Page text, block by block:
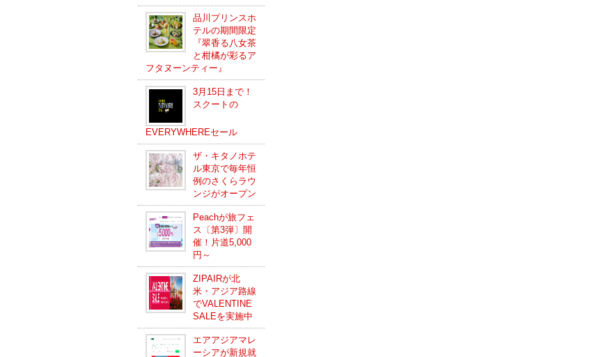
品川プリンスホ
テルの期間限定
『翠香る八女茶
と柑橘が彩るア
フタヌーンティー』
3月15日まで！
スクートの
EVERYWHEREセール
ザ・キタノホテ
ル東京で毎年恒
例のさくらラウ
ンジがオープン
Peachが旅フェ
ス〔第3弾〕開
催！片道5,000
円～
ZIPAIRが北
米・アジア路線
でVALENTINE
SALEを実施中
エアアジアマレ
ーシアが新規就